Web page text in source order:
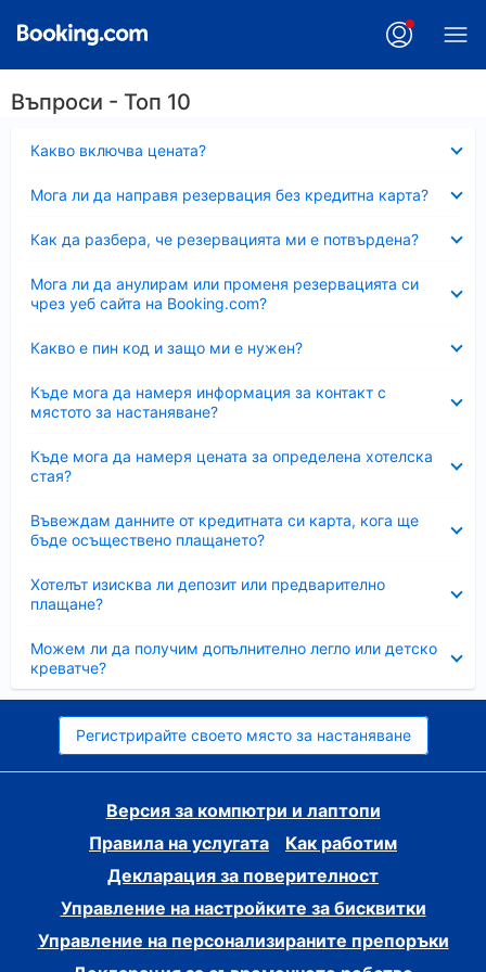
Въпроси - Топ 10
Какво включва цената?
Мога ли да направя резервация без кредитна карта?
Как да разбера, че резервацията ми е потвърдена?
Мога ли да анулирам или променя резервацията си
чрез уеб сайта на Booking.com?
Какво е пин код и защо ми е нужен?
Къде мога да намеря информация за контакт с
мястото за настаняване?
Къде мога да намеря цената за определена хотелска
стая?
Въвеждам данните от кредитната си карта, кога ще
бъде осъществено плащането?
Хотелът изисква ли депозит или предварително
плащане?
Можем ли да получим допълнително легло или детско
креватче?
Регистрирайте своето място за настаняване
Версия за компютри и лаптопи
Правила на услугата
Как работим
Декларация за поверителност
Управление на настройките за бисквитки
Управление на персонализираните препоръки